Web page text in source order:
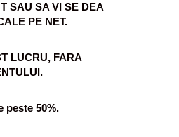
SAU SA VI SE DEA
PE NET.
LUCRU, FARA
peste 50%.